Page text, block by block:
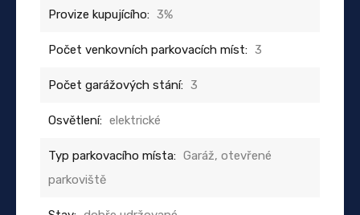
Provize kupujícího: 3%
Počet venkovních parkovacích míst: 3
Počet garážových stání: 3
Osvětlení: elektrické
Typ parkovacího místa: Garáž, otevřené
parkoviště